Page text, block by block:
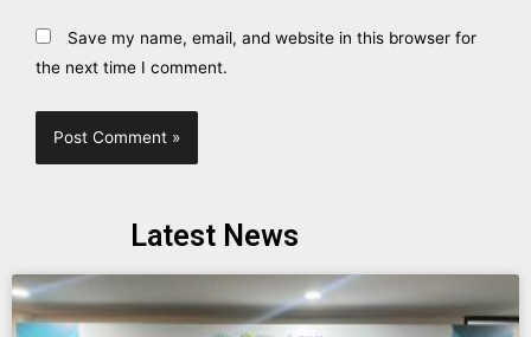
Save my name, email, and website in this browser for
the next time I comment.
Latest News